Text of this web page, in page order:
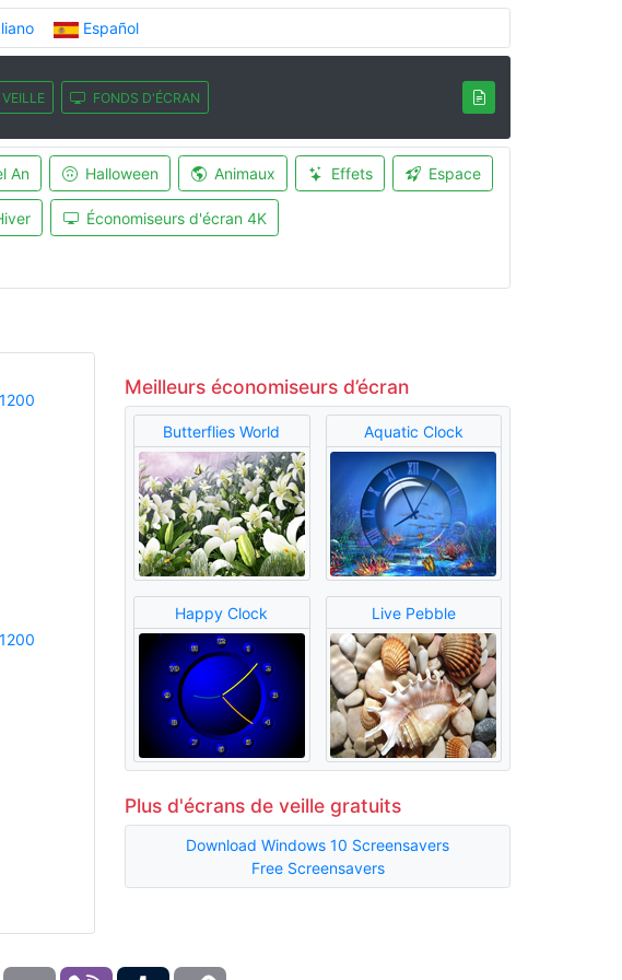
Español
FONDS D'ÉCRAN
An Halloween Animaux Effets Espace
Économiseurs d'écran 4K
Meilleurs économiseurs d’écran
Butterflies World Aquatic Clock
Happy Clock Live Pebble
Plus d'écrans de veille gratuits
Download Windows 10 Screensavers
Free Screensavers